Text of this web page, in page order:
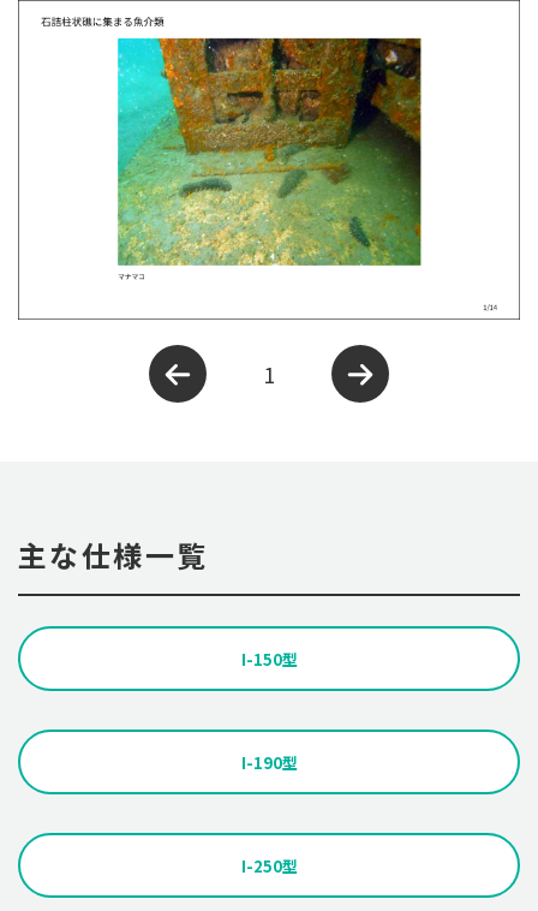
1
主な仕様一覧
I-150型
I-190型
I-250型